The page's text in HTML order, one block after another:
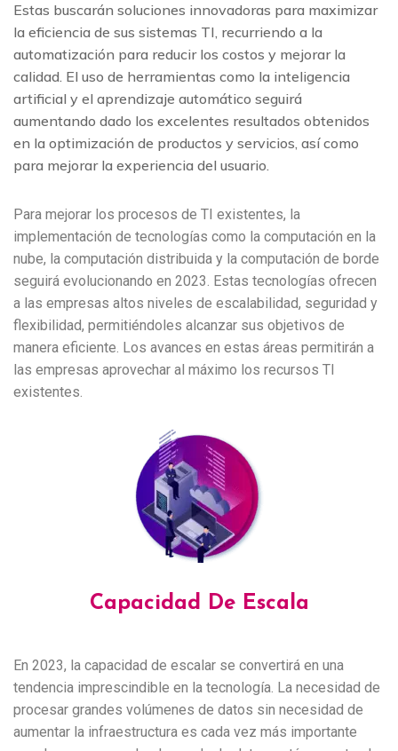
Estas buscarán soluciones innovadoras para maximizar
la eficiencia de sus sistemas TI, recurriendo a la
automatización para reducir los costos y mejorar la
calidad. El uso de herramientas como la inteligencia
artificial y el aprendizaje automático seguirá
aumentando dado los excelentes resultados obtenidos
en la optimización de productos y servicios, así como
para mejorar la experiencia del usuario.
Para mejorar los procesos de TI existentes, la
implementación de tecnologías como la computación en la
nube, la computación distribuida y la computación de borde
seguirá evolucionando en 2023. Estas tecnologías ofrecen
a las empresas altos niveles de escalabilidad, seguridad y
flexibilidad, permitiéndoles alcanzar sus objetivos de
manera eficiente. Los avances en estas áreas permitirán a
las empresas aprovechar al máximo los recursos TI
existentes.
Capacidad De Escala
En 2023, la capacidad de escalar se convertirá en una
tendencia imprescindible en la tecnología. La necesidad de
procesar grandes volúmenes de datos sin necesidad de
aumentar la infraestructura es cada vez más importante